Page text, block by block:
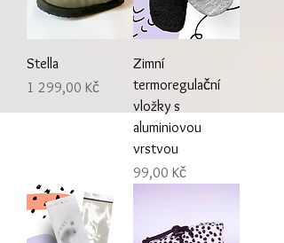
Stella
Cena
1 299,00 Kč
Zimní
termoregulační
vložky s
aluminiovou
vrstvou
Cena
99,00 Kč